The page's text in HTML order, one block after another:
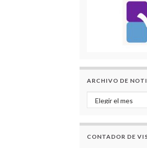
ARCHIVO DE
Archivo de
CONTADOR DE